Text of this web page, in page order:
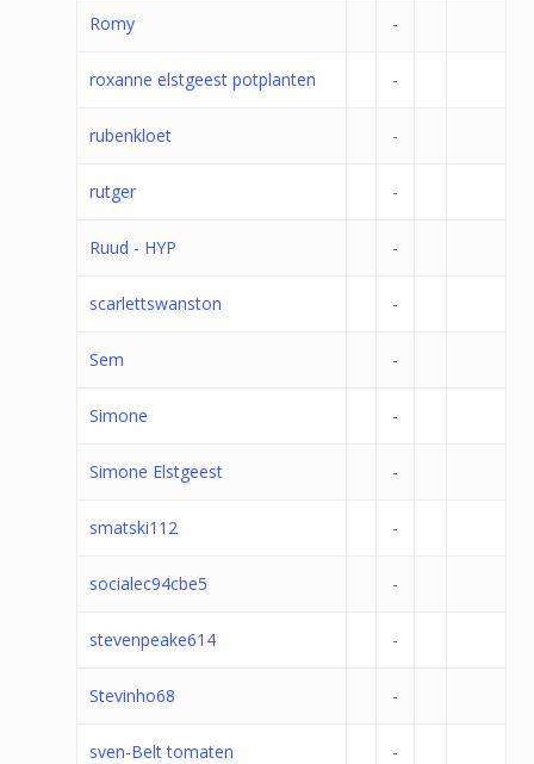
Romy -
roxanne elstgeest potplanten -
rubenkloet -
rutger -
Ruud - HYP -
scarlettswanston -
Sem -
Simone -
Simone Elstgeest -
smatski112 -
socialec94cbe5 -
stevenpeake614 -
Stevinho68 -
sven-Belt tomaten -